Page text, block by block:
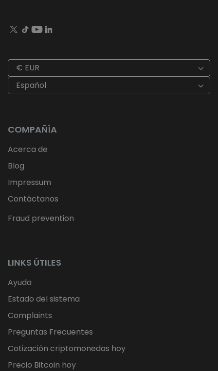
€ EUR
Español
COMPAÑÍA
Acerca de
Blog
Impressum
Contáctanos
Fraud prevention
LINKS ÚTILES
Ayuda
Estado del sistema
Complaints
Preguntas Frecuentes
Cotización criptomonedas hoy
Precio Bitcoin hoy